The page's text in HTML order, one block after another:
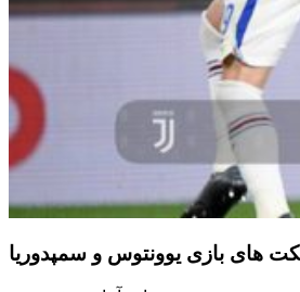
های بازی یوونتوس و سمپدوریا